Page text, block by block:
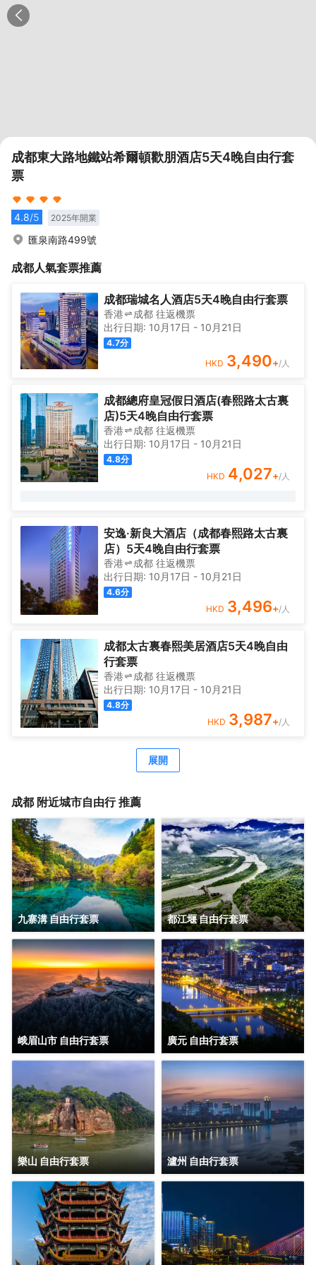
成都東大路地鐵站希爾頓歡朋酒店5天4晚自由行套
票
4.8/5 2025年開業
匯泉南路499號
成都人氣套票推薦
成都瑞城名人酒店5天4晚自由行套票
香港 成都 往返機票
出行日期: 10月17日 - 10月21日
4.7分
HKD 3,490+/人
成都總府皇冠假日酒店(春熙路太古裏
店)5天4晚自由行套票
香港 成都 往返機票
出行日期: 10月17日 - 10月21日
4.8分
HKD 4,027+/人
安逸·新良大酒店（成都春熙路太古裏
店）5天4晚自由行套票
香港 成都 往返機票
出行日期: 10月17日 - 10月21日
4.6分
HKD 3,496+/人
成都太古裏春熙美居酒店5天4晚自由
行套票
香港 成都 往返機票
出行日期: 10月17日 - 10月21日
4.8分
HKD 3,987+/人
展開
成都 附近城市自由行 推薦
九寨溝 自由行套票 都江堰 自由行套票
峨眉山市 自由行套票 廣元 自由行套票
樂山 自由行套票 瀘州 自由行套票